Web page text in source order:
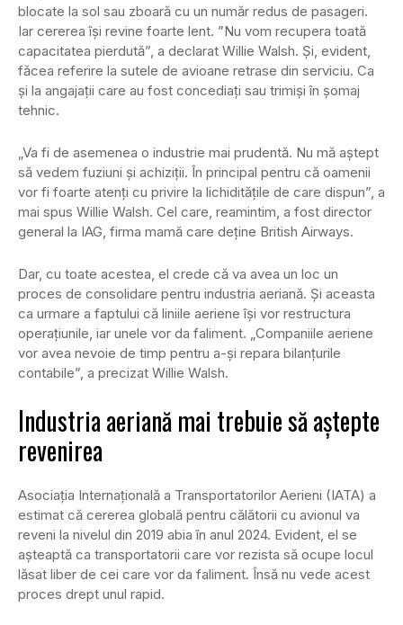
blocate la sol sau zboară cu un număr redus de pasageri.
Iar cererea îşi revine foarte lent. ”Nu vom recupera toată
capacitatea pierdută”, a declarat Willie Walsh. Și, evident,
făcea referire la sutele de avioane retrase din serviciu. Ca
şi la angajaţii care au fost concediaţi sau trimişi în şomaj
tehnic.
„Va fi de asemenea o industrie mai prudentă. Nu mă aştept
să vedem fuziuni şi achiziţii. În principal pentru că oamenii
vor fi foarte atenţi cu privire la lichidităţile de care dispun”, a
mai spus Willie Walsh. Cel care, reamintim, a fost director
general la IAG, firma mamă care deţine British Airways.
Dar, cu toate acestea, el crede că va avea un loc un
proces de consolidare pentru industria aeriană. Și aceasta
ca urmare a faptului că liniile aeriene îşi vor restructura
operaţiunile, iar unele vor da faliment. „Companiile aeriene
vor avea nevoie de timp pentru a-şi repara bilanţurile
contabile”, a precizat Willie Walsh.
Industria aeriană mai trebuie să aștepte
revenirea
Asociaţia Internaţională a Transportatorilor Aerieni (IATA) a
estimat că cererea globală pentru călătorii cu avionul va
reveni la nivelul din 2019 abia în anul 2024. Evident, el se
așteaptă ca transportatorii care vor rezista să ocupe locul
lăsat liber de cei care vor da faliment. Însă nu vede acest
proces drept unul rapid.